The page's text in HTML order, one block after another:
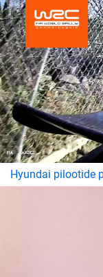
Hyundai pilootide